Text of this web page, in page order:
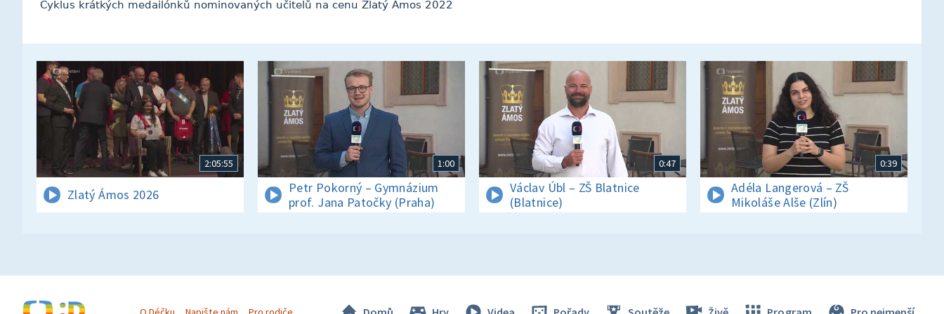
Cyklus krátkých medailónků nominovaných učitelů na cenu Zlatý Ámos 2022
2:05:55
Zlatý Ámos 2026
1:00
Petr Pokorný – Gymnázium
prof. Jana Patočky (Praha)
0:47
Václav Úbl – ZŠ Blatnice
(Blatnice)
0:39
Adéla Langerová – ZŠ
Mikoláše Alše (Zlín)